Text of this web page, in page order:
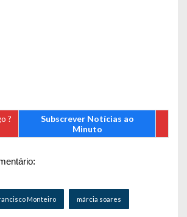
?
Subscrever Notícias ao
Minuto
Monteiro márcia soares